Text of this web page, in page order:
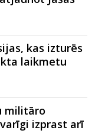
kas izturēs
laikmetu
militāro
izprast arī